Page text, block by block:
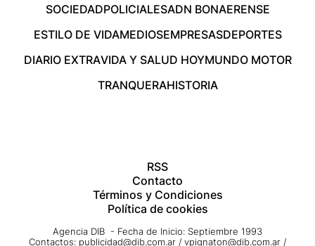
SOCIEDADPOLICIALESADN BONAERENSE
ESTILO DE VIDAMEDIOSEMPRESASDEPORTES
DIARIO EXTRAVIDA Y SALUD HOYMUNDO MOTOR
TRANQUERAHISTORIA
RSS
Contacto
Términos y Condiciones
Política de cookies
Agencia DIB - Fecha de Inicio: Septiembre 1993
Contactos: publicidad@dib.com.ar / vpignaton@dib.com.ar /